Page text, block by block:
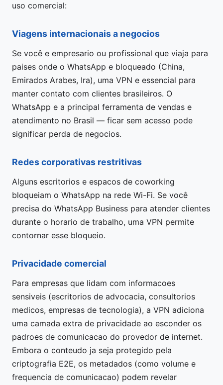
uso comercial:
Viagens internacionais a negocios
Se você e empresario ou profissional que viaja para
paises onde o WhatsApp e bloqueado (China,
Emirados Arabes, Ira), uma VPN e essencial para
manter contato com clientes brasileiros. O
WhatsApp e a principal ferramenta de vendas e
atendimento no Brasil — ficar sem acesso pode
significar perda de negocios.
Redes corporativas restritivas
Alguns escritorios e espacos de coworking
bloqueiam o WhatsApp na rede Wi-Fi. Se você
precisa do WhatsApp Business para atender clientes
durante o horario de trabalho, uma VPN permite
contornar esse bloqueio.
Privacidade comercial
Para empresas que lidam com informacoes
sensiveis (escritorios de advocacia, consultorios
medicos, empresas de tecnologia), a VPN adiciona
uma camada extra de privacidade ao esconder os
padroes de comunicacao do provedor de internet.
Embora o conteudo ja seja protegido pela
criptografia E2E, os metadados (como volume e
frequencia de comunicacao) podem revelar